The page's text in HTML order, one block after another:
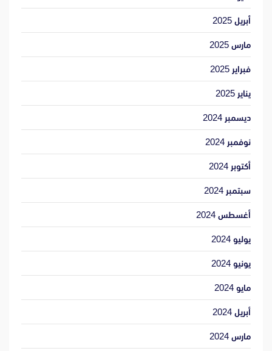
أبريل 2025
مارس 2025
فبراير 2025
يناير 2025
ديسمبر 2024
نوفمبر 2024
أكتوبر 2024
سبتمبر 2024
أغسطس 2024
يوليو 2024
يونيو 2024
مايو 2024
أبريل 2024
مارس 2024